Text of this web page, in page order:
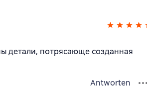
детали, потрясающе созданная
Antworten